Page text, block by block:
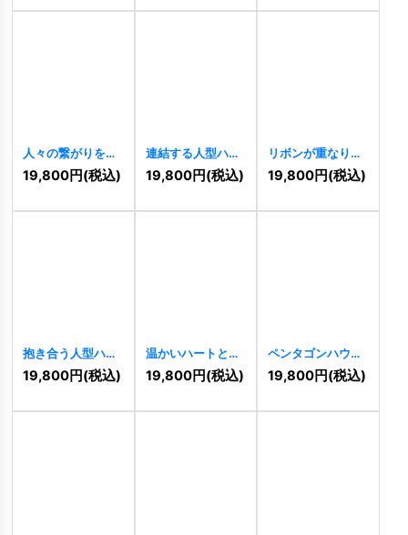
人々の繋がりを象
徴するハートロゴ
10291 ]
19,800円(税込)
連結する人型ハー
トの温かいロゴ
10278 ]
19,800円(税込)
リボンが重なり合
うハートの繋がり
ロゴ 10276]
19,800円(税込)
抱き合う人型ハー
トの温かいロゴ
10273 ]
19,800円(税込)
温かいハートと成
長のロゴ [10207 ]
19,800円(税込)
ペンタゴンハウス
ロゴ[10121]
19,800円(税込)